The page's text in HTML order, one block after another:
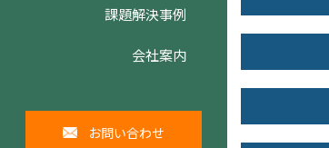
課題解決事例
会社案内
お問い合わせ